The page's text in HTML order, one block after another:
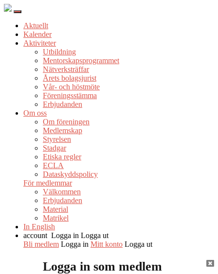
Aktuellt
Kalender
Aktiviteter
Utbildning
Mentorskapsprogrammet
Nätverksträffar
Årets bolagsjurist
Vår- och höstmöte
Föreningsstämma
Erbjudanden
Om oss
Om föreningen
Medlemskap
Styrelsen
Stadgar
Etiska regler
ECLA
Dataskyddspolicy
För medlemmar
Välkommen
Erbjudanden
Material
Matrikel
In English
account Logga in Logga ut
Bli medlem Logga in Mitt konto Logga ut
Logga in som medlem